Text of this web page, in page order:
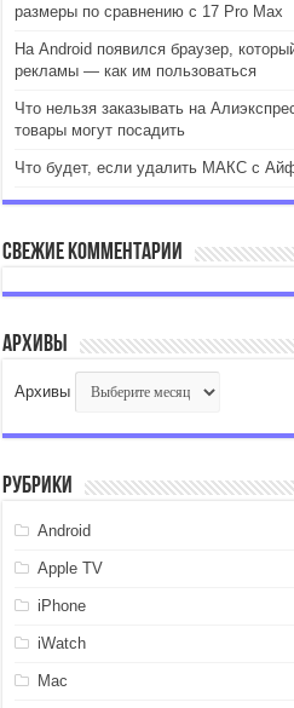
размеры по сравнению с 17 Pro Max
На Android появился браузер,
рекламы — как им пользоваться
Что нельзя заказывать на
товары могут посадить
Что будет, если удалить МАКС с
Свежие комментарии
Архивы
Архивы
Рубрики
Android
Apple TV
iPhone
iWatch
Mac